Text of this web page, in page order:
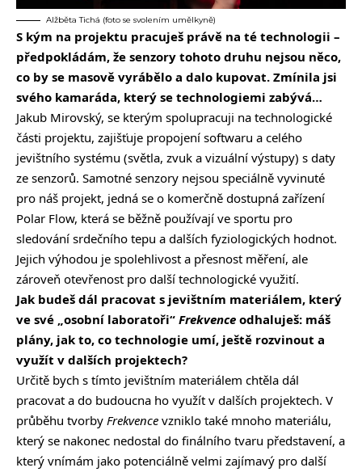
Alžběta Tichá (foto se svolením umělkyně)
S kým na projektu pracuješ právě na té technologii –
předpokládám, že senzory tohoto druhu nejsou něco,
co by se masově vyrábělo a dalo kupovat. Zmínila jsi
svého kamaráda, který se technologiemi zabývá…
Jakub Mirovský, se kterým spolupracuji na technologické
části projektu, zajišťuje propojení softwaru a celého
jevištního systému (světla, zvuk a vizuální výstupy) s daty
ze senzorů. Samotné senzory nejsou speciálně vyvinuté
pro náš projekt, jedná se o komerčně dostupná zařízení
Polar Flow, která se běžně používají ve sportu pro
sledování srdečního tepu a dalších fyziologických hodnot.
Jejich výhodou je spolehlivost a přesnost měření, ale
zároveň otevřenost pro další technologické využití.
Jak budeš dál pracovat s jevištním materiálem, který
ve své „osobní laboratoři“ Frekvence odhaluješ: máš
plány, jak to, co technologie umí, ještě rozvinout a
využít v dalších projektech?
Určitě bych s tímto jevištním materiálem chtěla dál
pracovat a do budoucna ho využít v dalších projektech. V
průběhu tvorby Frekvence vzniklo také mnoho materiálu,
který se nakonec nedostal do finálního tvaru představení, a
který vnímám jako potenciálně velmi zajímavý pro další